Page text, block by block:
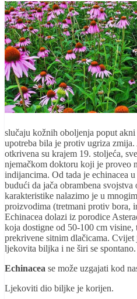
slučaju kožnih oboljenja poput
upotreba bila je protiv ugriza
otkrivena su krajem 19. stoljeća,
njemačkom doktoru koji je proveo
indijancima. Od tada je echinacea
budući da jača obrambena svojstva
karakteristike nalazimo je u
proizvodima (tretmani protiv bora,
Echinacea dolazi iz porodice
koja dostigne od 50-100 cm visine,
prekrivene sitnim dlačicama.
ljekovita biljka i ne širi se spontano.
Echinacea se može uzgajati kod
Ljekoviti dio biljke je korijen.